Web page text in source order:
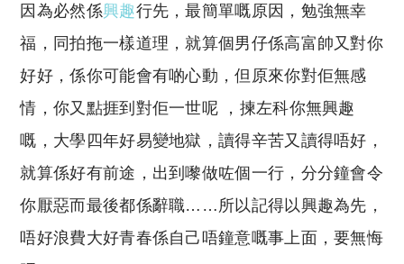
因為必然係興趣行先，最簡單嘅原因，勉強無幸
福，同拍拖一樣道理，就算個男仔係高富帥又對你
好好，係你可能會有啲心動，但原來你對佢無感
情，你又點捱到對佢一世呢 ，揀左科你無興趣
嘅，大學四年好易變地獄，讀得辛苦又讀得唔好，
就算係好有前途，出到嚟做咗個一行，分分鐘會令
你厭惡而最後都係辭職……所以記得以興趣為先，
唔好浪費大好青春係自己唔鐘意嘅事上面，要無悔